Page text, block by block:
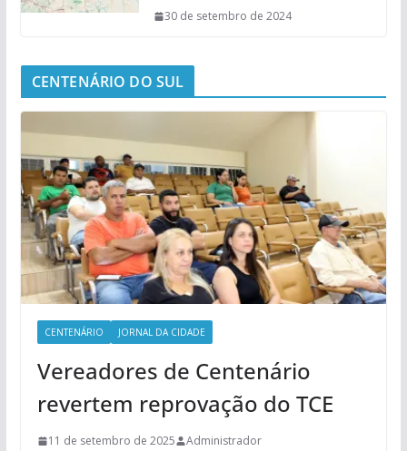
30 de setembro de 2024
CENTENÁRIO DO SUL
CENTENÁRIO JORNAL DA CIDADE
Vereadores de Centenário
revertem reprovação do TCE
11 de setembro de 2025 Administrador